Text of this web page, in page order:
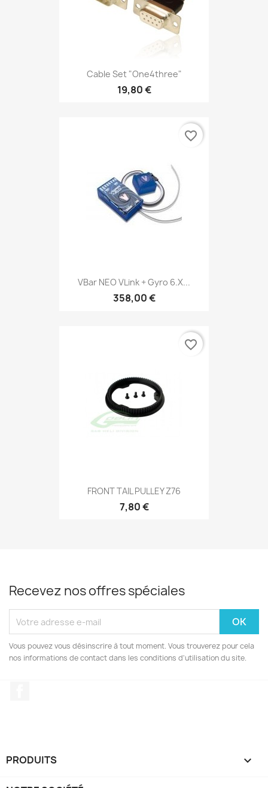
Cable Set "one4three"
19,80 €
VBar NEO VLink + Gyro 6.x...
358,00 €
favorite_border
FRONT TAIL PULLEY Z76
7,80 €
favorite_border
Recevez nos offres spéciales
Vous pouvez vous désinscrire à tout moment. Vous trouverez pour cela
nos informations de contact dans les conditions d'utilisation du site.
PRODUITS 